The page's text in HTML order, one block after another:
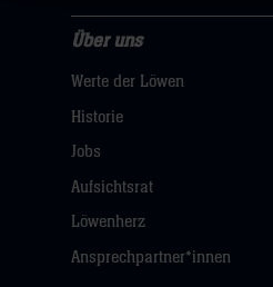
uns
Navigation
öffnen,
hier
Über uns
Werte der Löwen
Historie
Jobs
Aufsichtsrat
Löwenherz
Ansprechpartner*innen